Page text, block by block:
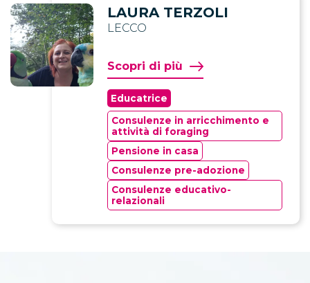
LAURA TERZOLI
LECCO
Scopri di più
Educatrice
Consulenze in arricchimento e
attività di foraging
Pensione in casa
Consulenze pre-adozione
Consulenze educativo-
relazionali